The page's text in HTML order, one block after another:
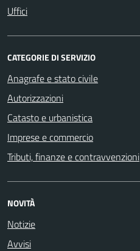
Uffici
CATEGORIE DI SERVIZIO
Anagrafe e stato civile
Autorizzazioni
Catasto e urbanistica
Imprese e commercio
Tributi, finanze e contravvenzioni
NOVITÀ
Notizie
Avvisi